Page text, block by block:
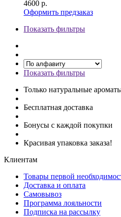
4600 р.
Оформить предзаказ
Показать фильтры
Показать фильтры
Только натуральные
Бесплатная доставка
Бонусы с каждой покупки
Красивая упаковка заказа!
Клиентам
Товары первой
Доставка и оплата
Самовывоз
Программа лояльности
Подписка на рассылку